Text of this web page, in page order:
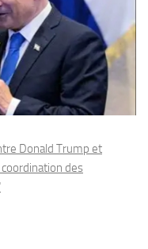
Donald Trump et
des